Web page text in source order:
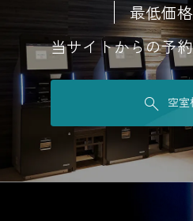
最低価
当サイトからの予
空